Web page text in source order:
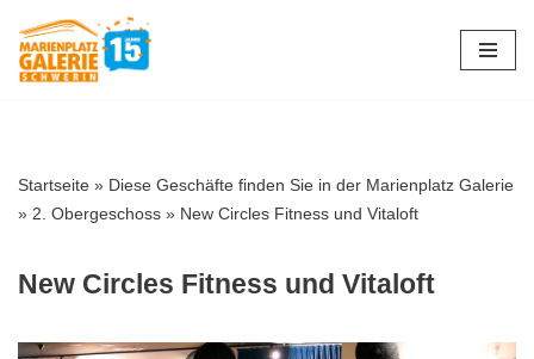
Zum
Startseite » Diese Geschäfte finden Sie in der Marienplatz Galerie
» 2. Obergeschoss » New Circles Fitness und Vitaloft
New Circles Fitness und Vitaloft